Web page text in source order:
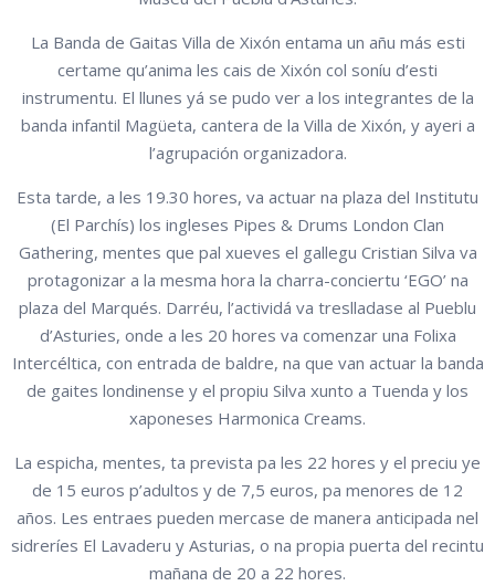
La Banda de Gaitas Villa de Xixón entama un añu más esti
certame qu’anima les cais de Xixón col soníu d’esti
instrumentu. El llunes yá se pudo ver a los integrantes de la
banda infantil Magüeta, cantera de la Villa de Xixón, y ayeri a
l’agrupación organizadora.
Esta tarde, a les 19.30 hores, va actuar na plaza del Institutu
(El Parchís) los ingleses Pipes & Drums London Clan
Gathering, mentes que pal xueves el gallegu Cristian Silva va
protagonizar a la mesma hora la charra-conciertu ‘EGO’ na
plaza del Marqués. Darréu, l’actividá va treslladase al Pueblu
d’Asturies, onde a les 20 hores va comenzar una Folixa
Intercéltica, con entrada de baldre, na que van actuar la banda
de gaites londinense y el propiu Silva xunto a Tuenda y los
xaponeses Harmonica Creams.
La espicha, mentes, ta prevista pa les 22 hores y el preciu ye
de 15 euros p’adultos y de 7,5 euros, pa menores de 12
años. Les entraes pueden mercase de manera anticipada nel
sidreríes El Lavaderu y Asturias, o na propia puerta del recintu
mañana de 20 a 22 hores.